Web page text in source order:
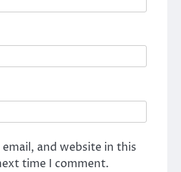
email, and website in this
time I comment.